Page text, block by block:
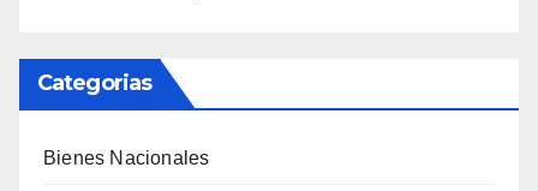
Categorias
Bienes Nacionales